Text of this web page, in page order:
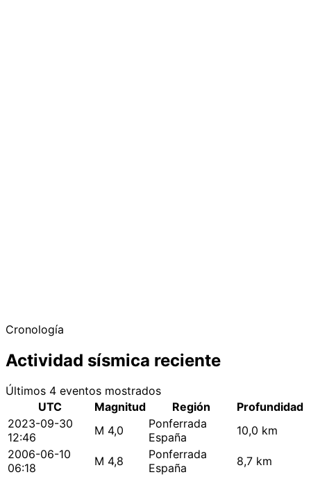
Cronología
Actividad sísmica reciente
Últimos 4 eventos mostrados
UTC
Magnitud Región
Profundidad
2023-09-30
12:46
M 4,0
Ponferrada
España
10,0 km
2006-06-10
06:18
M 4,8
Ponferrada
España
8,7 km